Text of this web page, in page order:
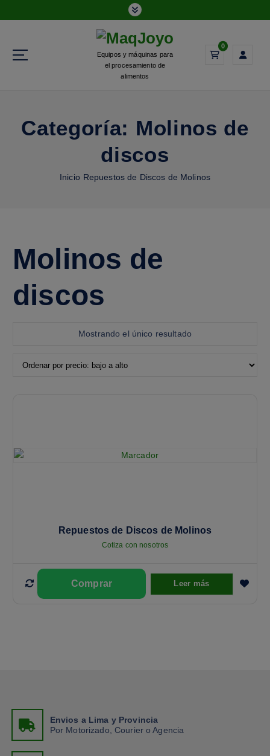
Equipos y máquinas para
el procesamiento de
alimentos
0
Categoría: Molinos de
discos
Inicio Repuestos de Discos de Molinos
Molinos de
discos
Mostrando el único resultado
Repuestos de Discos de Molinos
Cotiza con nosotros
Leer más
Envios a Lima y Provincia
Por Motorizado, Courier o Agencia